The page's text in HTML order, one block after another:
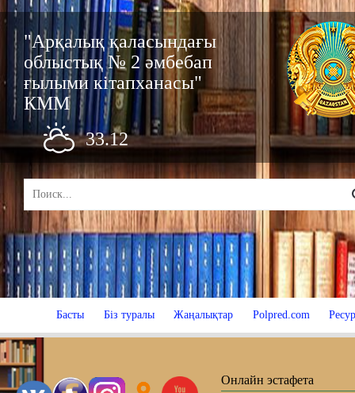
"Арқалық қаласындағы
облыстық № 2 әмбебап
ғылыми кітапханасы"
КММ
33.12
Басты Біз туралы Жаңалықтар Polpred.com
Онлайн эстафета